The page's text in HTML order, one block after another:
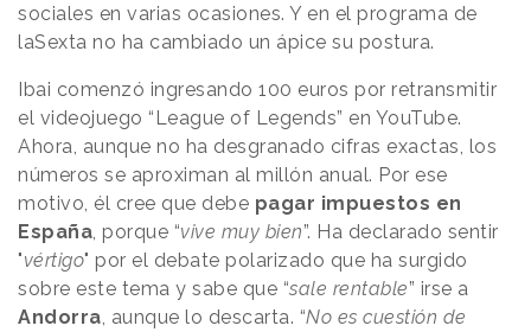
sociales en varias ocasiones. Y en el programa de
laSexta no ha cambiado un ápice su postura.
Ibai comenzó ingresando 100 euros por retransmitir
el videojuego “League of Legends” en YouTube.
Ahora, aunque no ha desgranado cifras exactas, los
números se aproximan al millón anual. Por ese
motivo, él cree que debe pagar impuestos en
España , porque “vive muy bien”. Ha declarado sentir
"vértigo" por el debate polarizado que ha surgido
sobre este tema y sabe que “sale rentable” irse a
Andorra , aunque lo descarta. “No es cuestión de